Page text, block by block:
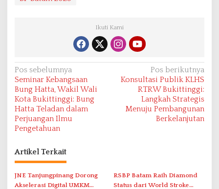
Ikuti Kami
N
a
v
i
g
s
i
p
Pos sebelumnya
Seminar Kebangsaan
Bung Hatta, Wakil Wali
Kota Bukittinggi: Bung
Hatta Teladan dalam
Perjuangan Ilmu
Pengetahuan
Pos berikutnya
Konsultasi Publik KLHS
RTRW Bukittinggi:
Langkah Strategis
Menuju Pembangunan
Berkelanjutan
Artikel Terkait
JNE Tanjungpinang Dorong
Akselerasi Digital UMKM
RSBP Batam Raih Diamond
Status dari World Stroke